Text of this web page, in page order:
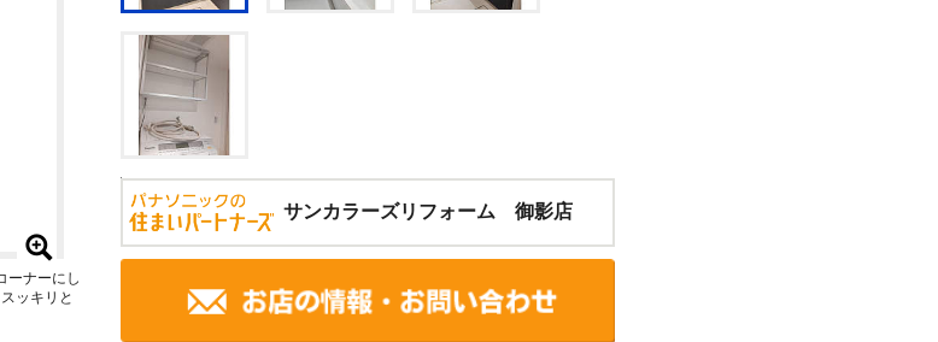
サンカラーズリフォーム 御影店
ーナーにし
ッキリと